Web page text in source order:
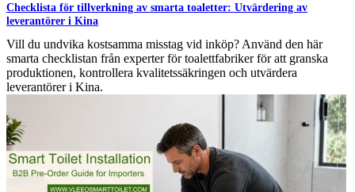
Checklista för tillverkning av smarta toaletter: Utvärdering av
leverantörer i Kina
Vill du undvika kostsamma misstag vid inköp? Använd den här
smarta checklistan från experter för toalettfabriker för att granska
produktionen, kontrollera kvalitetssäkringen och utvärdera
leverantörer i Kina.